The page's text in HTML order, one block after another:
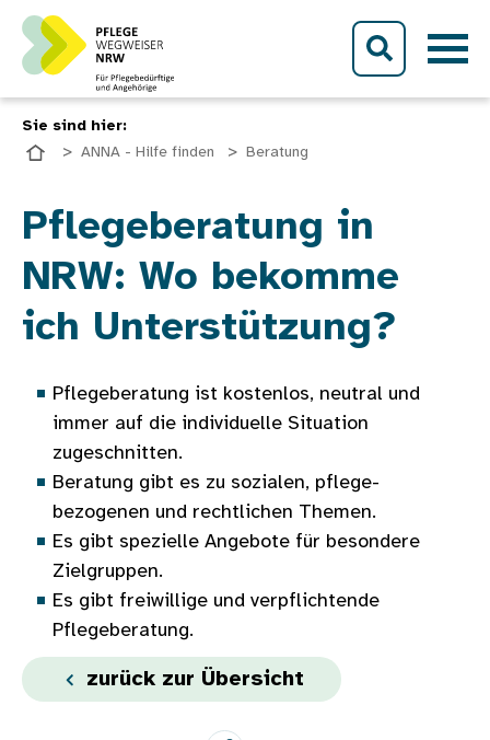
Direkt zum Inhalt
Sie sind hier:
ANNA - Hilfe finden
Beratung
BildPflegeberatung in
NRW: Wo bekomme
ich Unterstützung?
Pflegeberatung ist kostenlos, neutral und
immer auf die individuelle Situation
zugeschnitten.
Beratung gibt es zu sozialen, pflege-
bezogenen und rechtlichen Themen.
Es gibt spezielle Angebote für besondere
Zielgruppen.
Es gibt freiwillige und verpflichtende
Pflegeberatung.
zurück zur Übersicht